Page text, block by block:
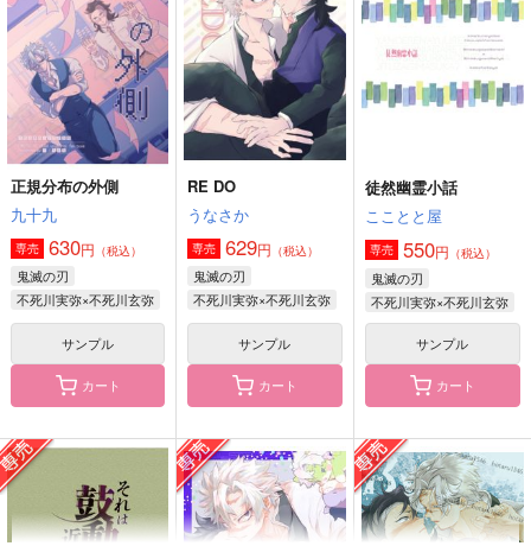
これからも！！よいこ
のさねげんてちょう
HYPER☆APPLE
457円（税込）
不死川実弥×不死川玄弥
サンプル
作品詳細
下心(KOIGOKORO)
トリいんこ
1,415円
不死川実弥×不死川玄弥
サンプル
作品詳細
銀河鉄道には乗りたく
ない
おっぺけぺいっ
787円（税込）
不死川実弥×不死川玄弥
サンプル
作品詳細
944円（税込）
鬼滅の刃
不死川実弥×不死川玄弥
サンプル
カート
正規分布の外側
九十九
専売 630円 （税込）
鬼滅の刃
不死川実弥×不死川玄弥
サンプル
カート
RE DO
うなさか
専売 629円 （税込）
鬼滅の刃
不死川実弥×不死川玄弥
サンプル
カート
徒然幽霊小話
こことと屋
専売 550円 （税込）
鬼滅の刃
不死川実弥×不死川玄弥
サンプル
カート